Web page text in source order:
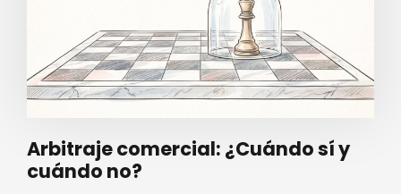
Arbitraje comercial: ¿Cuándo sí y
cuándo no?